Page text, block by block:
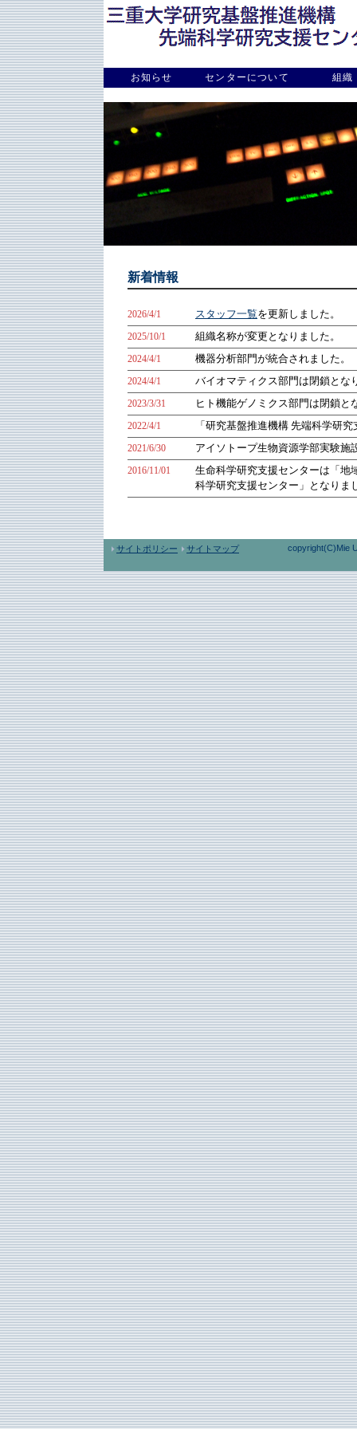
お知らせ センターについて 組織
新着情報
2026/4/1 スタッフ一覧を更新しました。
2025/10/1
組織名称が変更となりました。
2024/4/1
機器分析部門が統合されました。
2024/4/1
バイオマティクス部門は閉鎖とな
2023/3/31
ヒト機能ゲノミクス部門は閉鎖と
2022/4/1
「研究基盤推進機構 先端科学研
2021/6/30
アイソトープ生物資源学部実験施
2016/11/01
生命科学研究支援センターは「地
科学研究支援センター」となりま
サイトポリシー サイトマップ copyright(C)Mie